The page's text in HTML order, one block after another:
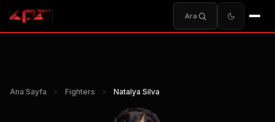
Ara
Ana Sayfa > Fighters > Natalya Silva